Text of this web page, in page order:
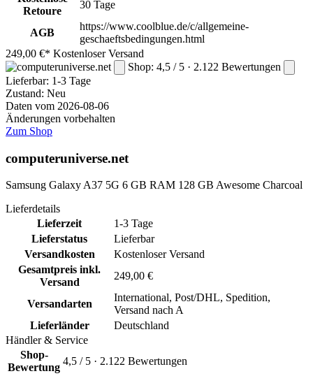
Retoure
30 Tage
AGB
https://www.coolblue.de/c/allgemeine-
geschaeftsbedingungen.html
249,00 €* Kostenloser Versand
Shop: 4,5 / 5 · 2.122 Bewertungen
Lieferbar: 1-3 Tage
Zustand: Neu
Daten vom 2026-08-06
Änderungen vorbehalten
Zum Shop
computeruniverse.net
Samsung Galaxy A37 5G 6 GB RAM 128 GB Awesome Charcoal
Lieferdetails
Lieferzeit
1-3 Tage
Lieferstatus
Lieferbar
Versandkosten
Kostenloser Versand
Gesamtpreis inkl.
Versand
249,00 €
Versandarten
International, Post/DHL, Spedition,
Versand nach A
Lieferländer
Deutschland
Händler & Service
Shop-
Bewertung
4,5 / 5 · 2.122 Bewertungen